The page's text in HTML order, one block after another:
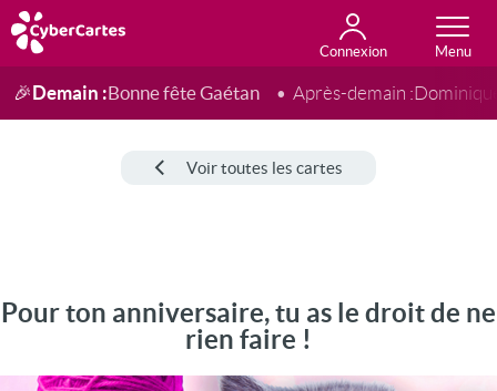
Connexion
Anniversaire
Fête du jour
Amour
Amitié
Merci
Toutes les cartes
🎉Demain :Bonne fête Gaétan Après-demain :
Voir toutes les cartes
Pour ton anniversaire, tu as le droit de ne
rien faire !